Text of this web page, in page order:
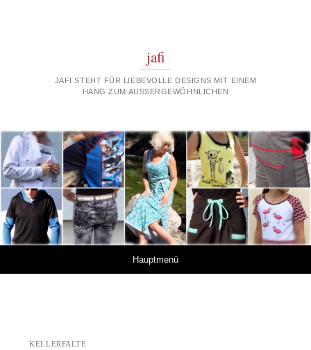
jafi
JAFI STEHT FÜR LIEBEVOLLE DESIGNS MIT EINEM
HANG ZUM AUSSERGEWÖHNLICHEN
Hauptmenü
KELLERFALTE